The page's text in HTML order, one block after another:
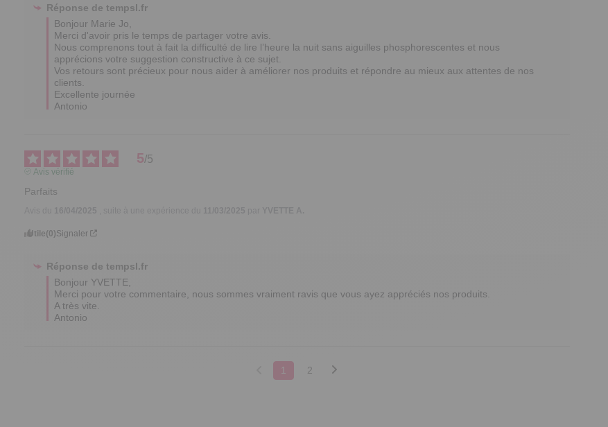
Réponse detempsl.fr
Bonjour Marie Jo,
Merci d'avoir pris le temps de partager votre avis.
Nous comprenons tout à fait la difficulté de lire l’heure la nuit sans aiguilles phosphorescentes et nous
apprécions votre suggestion constructive à ce sujet.
Vos retours sont précieux pour nous aider à améliorer nos produits et répondre au mieux aux attentes de nos
clients.
Excellente journée
Antonio
5/5
Avis vérifié
Parfaits
Utile(0)Signaler
Réponse detempsl.fr
Bonjour YVETTE,
Merci pour votre commentaire, nous sommes vraiment ravis que vous ayez appréciés nos produits.
A très vite.
Antonio
1 2